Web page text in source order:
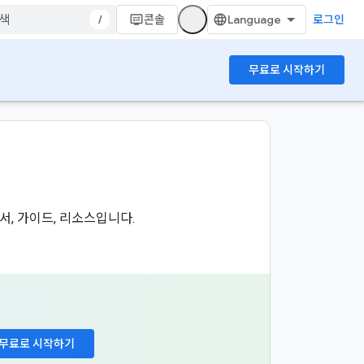
/ 콘솔 로그인
무료로 시작하기
, 가이드, 리소스입니다.
료로 시작하기